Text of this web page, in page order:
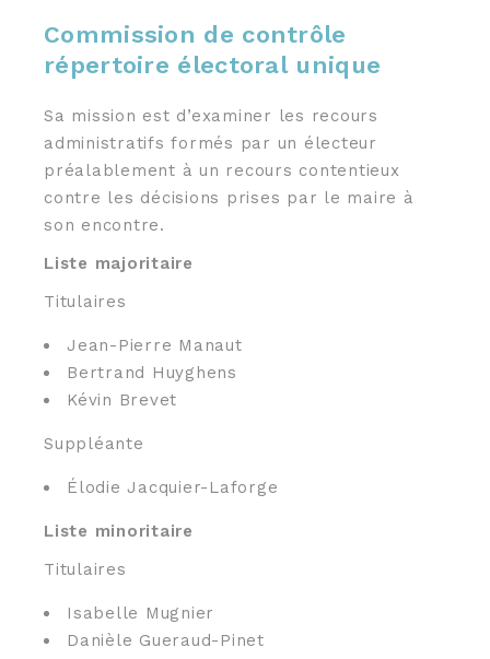
Commission de contrôle
répertoire électoral unique
Sa mission est d’examiner les recours
administratifs formés par un électeur
préalablement à un recours contentieux
contre les décisions prises par le maire à
son encontre.
Liste majoritaire
Titulaires
Jean-Pierre Manaut
Bertrand Huyghens
Kévin Brevet
Suppléante
Élodie Jacquier-Laforge
Liste minoritaire
Titulaires
Isabelle Mugnier
Danièle Gueraud-Pinet